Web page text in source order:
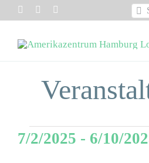
springen
7/2/2025 - 6/10/